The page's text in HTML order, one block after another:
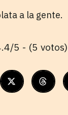
a la gente.
5 - (5 votos)